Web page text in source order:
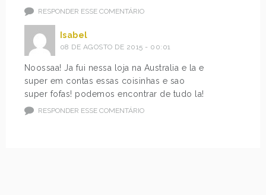
RESPONDER ESSE COMENTÁRIO
Isabel
08 DE AGOSTO DE 2015 - 00:01
Noossaa! Ja fui nessa loja na Australia e la e
super em contas essas coisinhas e sao
super fofas! podemos encontrar de tudo la!
RESPONDER ESSE COMENTÁRIO